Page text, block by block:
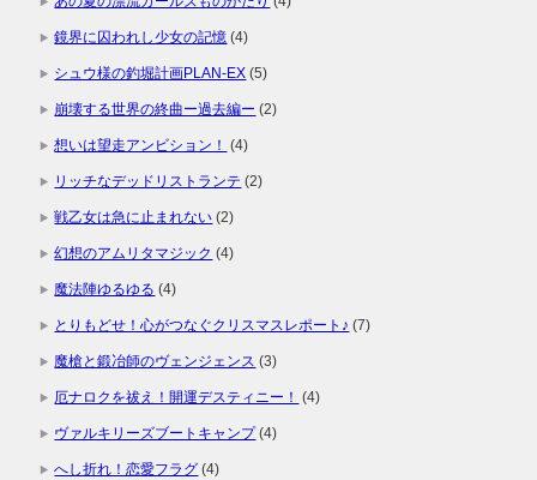
鏡界に囚われし少女の記憶 (4)
シュウ様の釣堀計画PLAN-EX (5)
崩壊する世界の終曲ー過去編ー (2)
想いは望走アンビション！ (4)
リッチなデッドリストランテ (2)
戦乙女は急に止まれない (2)
幻想のアムリタマジック (4)
魔法陣ゆるゆる (4)
とりもどせ！心がつなぐクリスマスレポート♪ (7)
魔槍と鍛冶師のヴェンジェンス (3)
厄ナロクを祓え！開運デスティニー！ (4)
ヴァルキリーズブートキャンプ(4)
へし折れ！恋愛フラグ (4)